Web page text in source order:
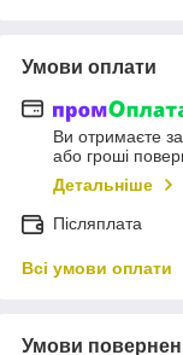
Умови оплати
Ви отримаєте
або гроші
Детальніше
Післяплата
Всі умови оплати
Умови